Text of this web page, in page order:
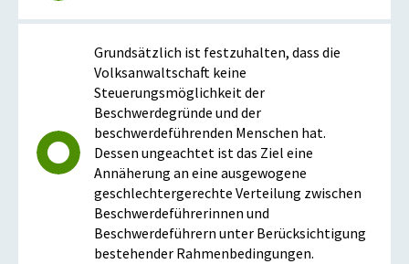
Grundsätzlich ist festzuhalten, dass die
Volksanwaltschaft keine
Steuerungsmöglichkeit der
Beschwerdegründe und der
beschwerdeführenden Menschen hat.
Dessen ungeachtet ist das Ziel eine
Annäherung an eine ausgewogene
geschlechtergerechte Verteilung zwischen
Beschwerdeführerinnen und
Beschwerdeführern unter Berücksichtigung
bestehender Rahmenbedingungen.